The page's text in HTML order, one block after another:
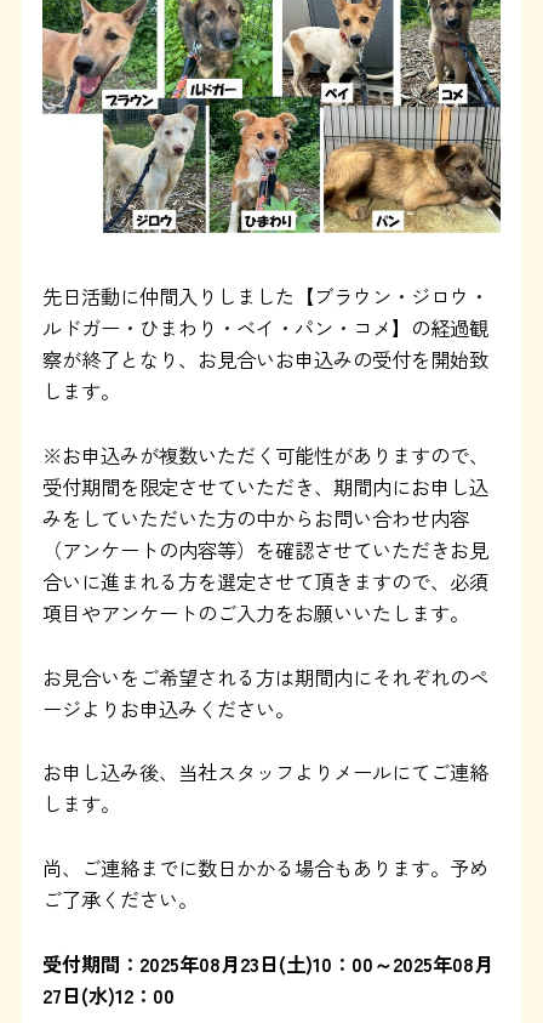
SHOP
ブログ
協賛企業について
運営：藤和那須リゾート株式会社
Copyright © Towa Nasu Resort Co. All Rights Reserved.
先日活動に仲間入りしました【ブラウン・ジロウ・
ルドガー・ひまわり・ベイ・パン・コメ】の経過観
察が終了となり、お見合いお申込みの受付を開始致
します。
※お申込みが複数いただく可能性がありますので、
受付期間を限定させていただき、期間内にお申し込
みをしていただいた方の中からお問い合わせ内容
（アンケートの内容等）を確認させていただきお見
合いに進まれる方を選定させて頂きますので、必須
項目やアンケートのご入力をお願いいたします。
お見合いをご希望される方は期間内にそれぞれのペ
ージよりお申込みください。
お申し込み後、当社スタッフよりメールにてご連絡
します。
尚、ご連絡までに数日かかる場合もあります。予め
ご了承ください。
受付期間：2025年08月23日(土)10：00～2025年08月
27日(水)12：00